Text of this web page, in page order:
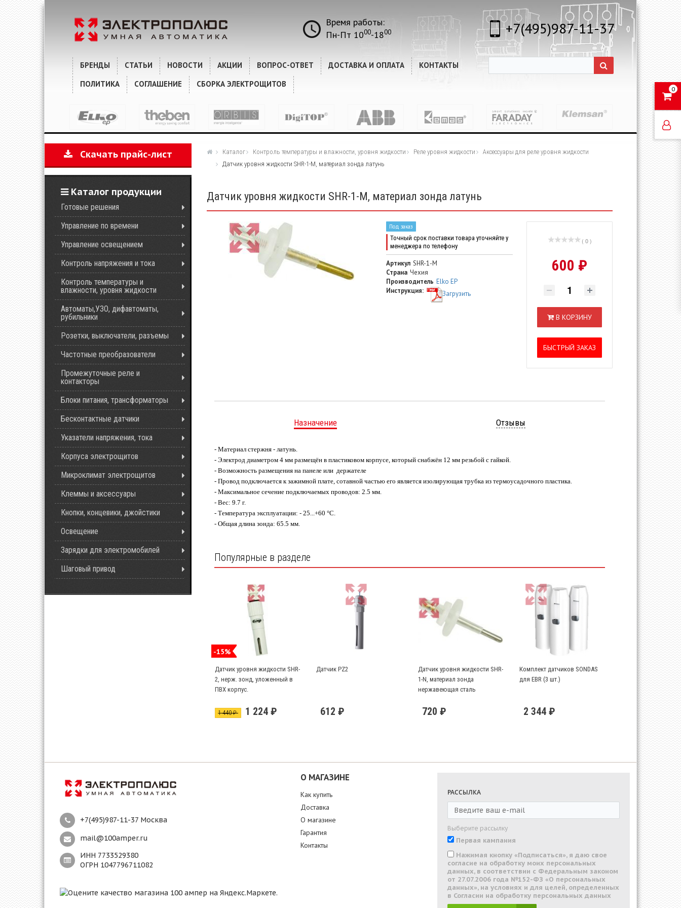
0
Время работы:
Пн-Пт 1000-1800 +7(495)987-11-37
БРЕНДЫ СТАТЬИ НОВОСТИ АКЦИИ ВОПРОС-ОТВЕТ ДОСТАВКА И ОПЛАТА
КОНТАКТЫ
ПОЛИТИКА
СОГЛАШЕНИЕ СБОРКА ЭЛЕКТРОЩИТОВ
Скачать прайс-лист
Каталог продукции
Готовые решения
Управление по времени
Управление освещением
Контроль напряжения и тока
Контроль температуры и
влажности, уровня жидкости
Автоматы,УЗО, дифавтоматы,
рубильники
Розетки, выключатели, разъемы
Частотные преобразователи
Промежуточные реле и
контакторы
Блоки питания, трансформаторы
Бесконтактные датчики
Указатели напряжения, тока
Корпуса электрощитов
Микроклимат электрощитов
Клеммы и аксессуары
Кнопки, концевики, джойстики
Освещение
Зарядки для электромобилей
Шаговый привод
Каталог Контроль температуры и влажности, уровня жидкости Реле уровня жидкости
Аксессуары для реле уровня жидкости
Датчик уровня жидкости SHR-1-M, материал зонда латунь
Датчик уровня жидкости SHR-1-M, материал зонда латунь
( 0 )
600 ₽
В КОРЗИНУ
БЫСТРЫЙ ЗАКАЗ
Под заказ
Точный срок поставки товара уточняйте у
менеджера по телефону
Артикул SHR-1-M
Страна Чехия
Производитель Elko EP
Инструкция:
Загрузить
Назначение Отзывы
- Материал стержня - латунь.
- Электрод диаметром 4 мм размещён в пластиковом корпусе, который снабжён 12 мм резьбой с гайкой.
- Возможность размещения на панеле или держателе
- Провод подключается к зажимной плате, сотавной частью его является изолирующая трубка из термоусадочного пластика.
- Максимальное сечение подключаемых проводов: 2.5 мм.
- Вес: 9.7 г.
- Температура эксплуатации: - 25...+60 °C.
- Общая длина зонда: 65.5 мм.
Популярные в разделе
-15%
Датчик уровня жидкости SHR-
2, нерж. зонд, уложенный в
ПВХ корпус.
1 440 ₽ 1 224 ₽
Датчик PZ2
612 ₽
Датчик уровня жидкости SHR-
1-N, материал зонда
нержавеющая сталь
720 ₽
Комплект датчиков SONDAS
для EBR (3 шт.)
2 344 ₽
+7(495)987-11-37 Москва
mail@100amper.ru
ИНН 7733529380
ОГРН 1047796711082
О МАГАЗИНЕ
Как купить
Доставка
О магазине
Гарантия
Контакты
РАССЫЛКА
Выберите рассылку
Первая кампания
Нажимая кнопку «Подписаться», я даю свое
согласие на обработку моих персональных
данных, в соответствии с Федеральным законом
от 27.07.2006 года №152-ФЗ «О персональных
данных», на условиях и для целей, определенных
в Согласии на обработку персональных данных